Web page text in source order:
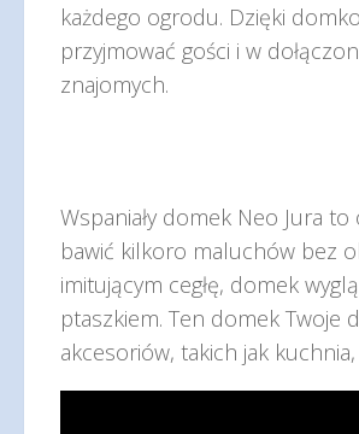
każdego ogrodu. Dzięki
przyjmować gości i w
znajomych.
Wspaniały domek Neo Jura
bawić kilkoro maluchów bez
imitującym cegłę, domek
ptaszkiem. Ten domek Twoje
akcesoriów, takich jak